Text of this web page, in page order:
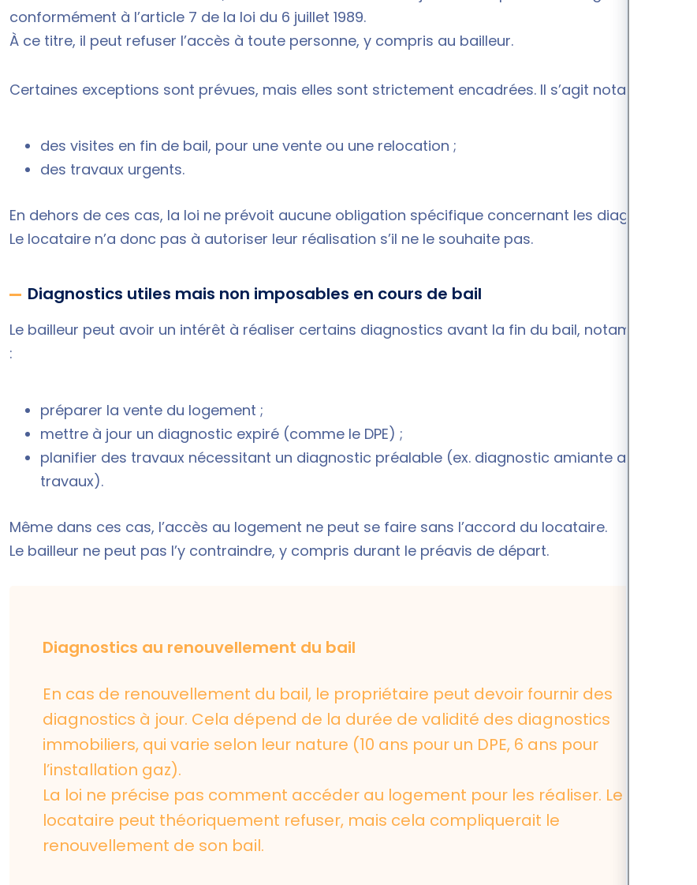
conformément à l’article 7 de la loi du 6 juillet 1989.
À ce titre, il peut refuser l’accès à toute personne, y compris au bailleur.
Certaines exceptions sont prévues, mais elles sont strictement encadrées. Il s’agit notamment :
des visites en fin de bail, pour une vente ou une relocation ;
des travaux urgents.
En dehors de ces cas, la loi ne prévoit aucune obligation spécifique concernant les diagnostics.
Le locataire n’a donc pas à autoriser leur réalisation s’il ne le souhaite pas.
Diagnostics utiles mais non imposables en cours de bail
Le bailleur peut avoir un intérêt à réaliser certains diagnostics avant la fin du bail, notamment pour
:
préparer la vente du logement ;
mettre à jour un diagnostic expiré (comme le DPE) ;
planifier des travaux nécessitant un diagnostic préalable (ex. diagnostic amiante avant
travaux).
Même dans ces cas, l’accès au logement ne peut se faire sans l’accord du locataire.
Le bailleur ne peut pas l’y contraindre, y compris durant le préavis de départ.
Diagnostics au renouvellement du bail
En cas de renouvellement du bail, le propriétaire peut devoir fournir des
diagnostics à jour. Cela dépend de la durée de validité des diagnostics
immobiliers, qui varie selon leur nature (10 ans pour un DPE, 6 ans pour
l’installation gaz).
La loi ne précise pas comment accéder au logement pour les réaliser. Le
locataire peut théoriquement refuser, mais cela compliquerait le
renouvellement de son bail.